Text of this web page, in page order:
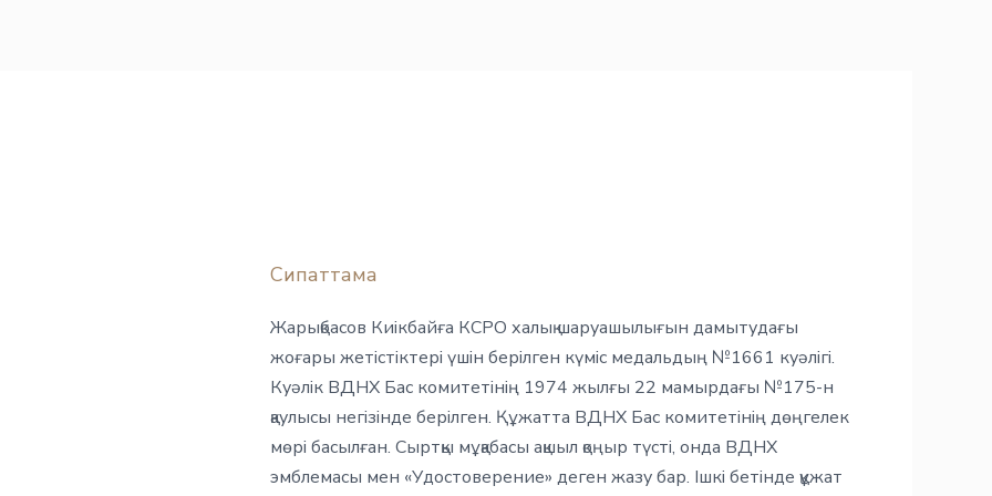
Сипаттама
Жарықбасов Киікбайға КСРО халық шаруашылығын дамытудағы
жоғары жетістіктері үшін берілген күміс медальдың №1661 куәлігі.
Куәлік ВДНХ Бас комитетінің 1974 жылғы 22 мамырдағы №175-н
қаулысы негізінде берілген. Құжатта ВДНХ Бас комитетінің дөңгелек
мөрі басылған. Сыртқы мұқабасы ақшыл қоңыр түсті, онда ВДНХ
эмблемасы мен «Удостоверение» деген жазу бар. Ішкі бетінде құжат